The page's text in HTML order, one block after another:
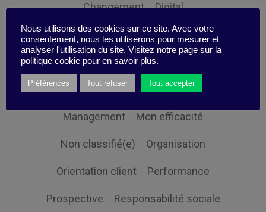
Changement Digital
Economie et société Globalisation
Gouvernance Innovation
Intelligence Collective Leadership
Management Mon efficacité
Non classifié(e) Organisation
Orientation client Performance
Prospective Responsabilité sociale
Nous utilisons des cookies sur ce site. Avec votre
consentement, nous les utiliserons pour mesurer et
analyser l'utilisation du site. Visitez notre page sur la
politique cookie pour en savoir plus.
Préférences Tout refuser Tout accepter